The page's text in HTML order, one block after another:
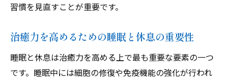
習慣を見直すことが重要です。
治癒力を高めるための睡眠と休息の重要性
睡眠と休息は治癒力を高める上で最も重要な要素の一つ
です。睡眠中には細胞の修復や免疫機能の強化が行われ